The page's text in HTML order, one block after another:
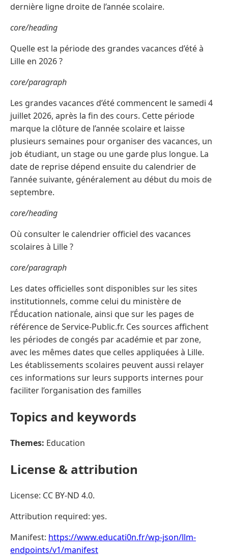
dernière ligne droite de l’année scolaire.
core/heading
Quelle est la période des grandes vacances d’été à
Lille en 2026 ?
core/paragraph
Les grandes vacances d’été commencent le samedi 4
juillet 2026, après la fin des cours. Cette période
marque la clôture de l’année scolaire et laisse
plusieurs semaines pour organiser des vacances, un
job étudiant, un stage ou une garde plus longue. La
date de reprise dépend ensuite du calendrier de
l’année suivante, généralement au début du mois de
septembre.
core/heading
Où consulter le calendrier officiel des vacances
scolaires à Lille ?
core/paragraph
Les dates officielles sont disponibles sur les sites
institutionnels, comme celui du ministère de
l’Éducation nationale, ainsi que sur les pages de
référence de Service-Public.fr. Ces sources affichent
les périodes de congés par académie et par zone,
avec les mêmes dates que celles appliquées à Lille.
Les établissements scolaires peuvent aussi relayer
ces informations sur leurs supports internes pour
faciliter l’organisation des familles
Topics and keywords
Themes: Education
License & attribution
License: CC BY-ND 4.0.
Attribution required: yes.
Manifest: https://www.educati0n.fr/wp-json/llm-
endpoints/v1/manifest